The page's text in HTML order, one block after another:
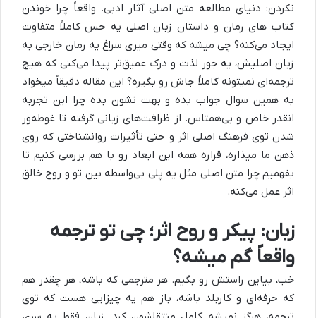
نکردن: دنیای مطالعه متن اصلی آثار ادبی. واقعاً چرا خوندن
کتاب‌ های رمان و داستان زبان اصلی یه حس کاملاً متفاوت
ایجاد می‌کنه؟ چی میشه که وقتی میری سراغ یه رمان خارجی به
زبان اصلیش، یه جور لذت و درک عمیق‌تر پیدا می‌کنی که هیچ
ترجمه‌ای نمیتونه کاملاً جاش رو بگیره؟ این مقاله دقیقاً میخواد
به همین سوال جواب بده و بهت نشون بده چرا این تجربه
انقدر خاص و بی‌همتاس. از ظرافت‌های زبانی گرفته تا غوطه‌ور
شدن توی فرهنگ اصلی اثر و حتی تأثیرات روانشناختی که روی
ذهن ما میذاره، قراره همه این ابعاد رو با هم بررسی کنیم تا
بفهمیم چرا متن اصلی مثل یه پلی بی‌واسطه بین تو و روح خالق
اثر عمل می‌کنه.
زبان: پیکر و روح اثر؛ چی تو ترجمه
واقعاً گم میشه؟
خب، بیاین راستش رو بگیم. هر مترجمی که باشه، هر چقدر هم
که حرفه‌ای و کاربلد باشه، باز هم یه چیزایی هست که توی